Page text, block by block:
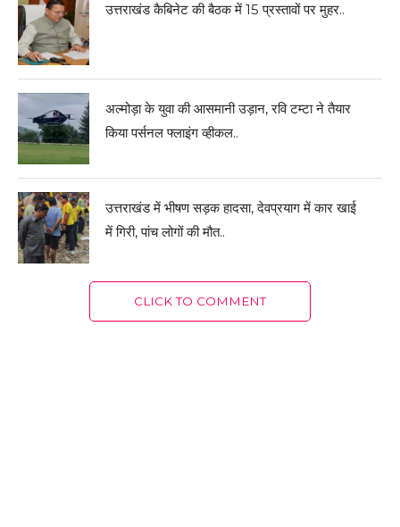
उत्तराखंड कैबिनेट की बैठक में 15 प्रस्तावों पर मुहर..
अल्मोड़ा के युवा की आसमानी उड़ान, रवि टम्टा ने तैयार
किया पर्सनल फ्लाइंग व्हीकल..
उत्तराखंड में भीषण सड़क हादसा, देवप्रयाग में कार खाई
में गिरी, पांच लोगों की मौत..
CLICK TO COMMENT